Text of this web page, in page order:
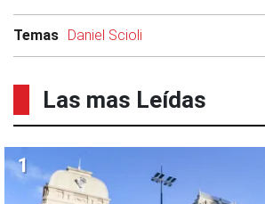
Temas Daniel Scioli
Las mas Leídas